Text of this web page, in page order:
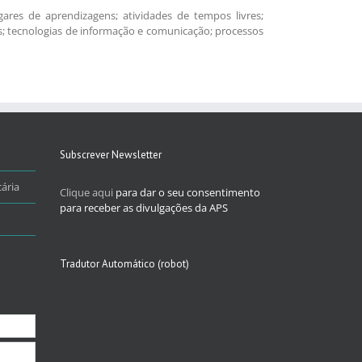
de aprendizagens; atividades de tempos livres;
tecnologias de informação e comunicação; processos
Subscrever Newsletter
Clique aqui para dar o seu consentimento
para receber as divulgações da APS
Tradutor Automático (robot)